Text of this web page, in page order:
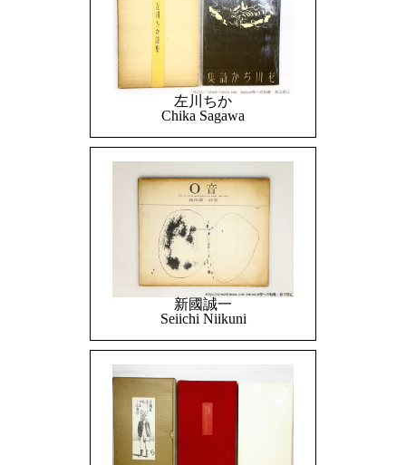
左川ちか
Chika Sagawa
新國誠一
Seiichi Niikuni